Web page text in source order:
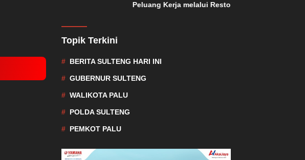
Peluang Kerja melalui Restoran
Topik Terkini
BERITA SULTENG HARI INI
GUBERNUR SULTENG
WALIKOTA PALU
POLDA SULTENG
PEMKOT PALU